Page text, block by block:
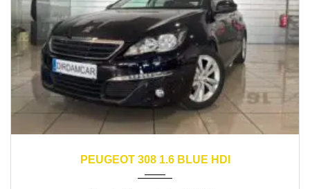
PEUGEOT 308 1.6 BLUE HDI